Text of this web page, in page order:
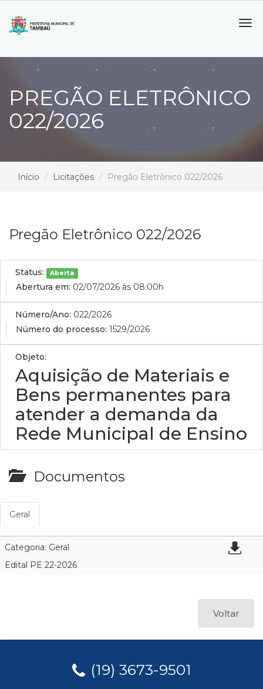
PREGÃO ELETRÔNICO
022/2026
Início Licitações Pregão Eletrônico 022/2026
Pregão Eletrônico 022/2026
Status: Aberta
Abertura em: 02/07/2026 às 08:00h
Número/Ano: 022/2026
Número do processo: 1529/2026
Objeto:
Aquisição de Materiais e
Bens permanentes para
atender a demanda da
Rede Municipal de Ensino
Documentos
Geral
Categoria: Geral
Edital PE 22-2026
Voltar
(19) 3673-9501